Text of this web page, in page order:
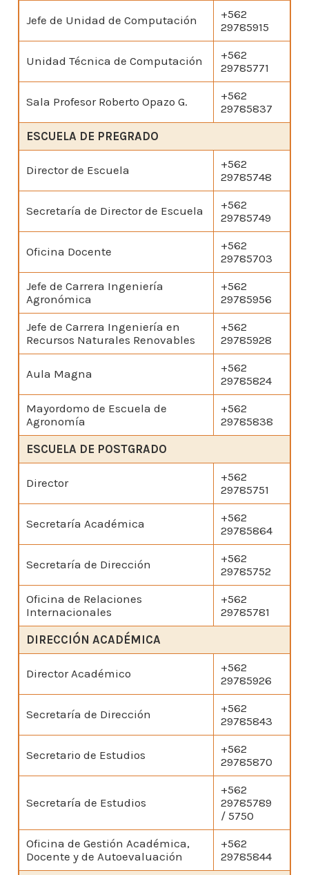
Jefe de Unidad de Computación
+562
29785915
Unidad Técnica de Computación
+562
29785771
Sala Profesor Roberto Opazo G.
+562
29785837
ESCUELA DE PREGRADO
Director de Escuela
+562
29785748
Secretaría de Director de Escuela
+562
29785749
Oficina Docente
+562
29785703
Jefe de Carrera Ingeniería
Agronómica
+562
29785956
Jefe de Carrera Ingeniería en
Recursos Naturales Renovables
+562
29785928
Aula Magna
+562
29785824
Mayordomo de Escuela de
Agronomía
+562
29785838
ESCUELA DE POSTGRADO
Director
+562
29785751
Secretaría Académica
+562
29785864
Secretaría de Dirección
+562
29785752
Oficina de Relaciones
Internacionales
+562
29785781
DIRECCIÓN ACADÉMICA
Director Académico
+562
29785926
Secretaría de Dirección
+562
29785843
Secretario de Estudios
+562
29785870
Secretaría de Estudios
+562
29785789
/ 5750
Oficina de Gestión Académica,
Docente y de Autoevaluación
+562
29785844